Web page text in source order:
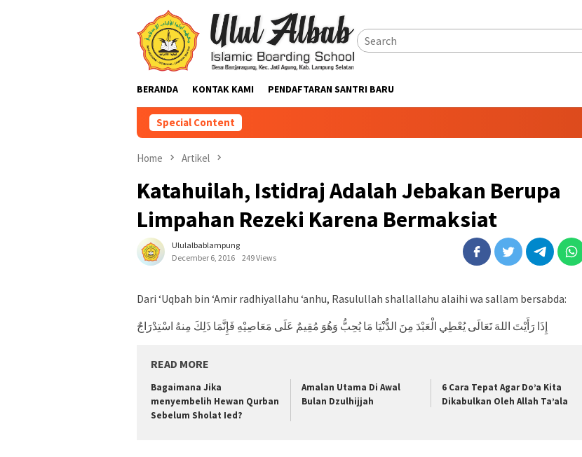
BERANDA KONTAK KAMI PENDAFTARAN SANTRI BARU
Special Content
Home Artikel
Katahuilah, Istidraj Adalah Jebakan Berupa
Limpahan Rezeki Karena Bermaksiat
Ululalbablampung
December 6, 2016
249 Views
Dari ‘Uqbah bin ‘Amir radhiyallahu ‘anhu, Rasulullah shallallahu alaihi wa sallam bersabda:
إِذَا رَأَيْتَ اللهَ تَعَالَى يُعْطِي الْعَبْدَ مِنَ الدُّنْيَا مَا يُحِبُّ وَهُوَ مُقِيمٌ عَلَى مَعَاصِيْهِ فَإِنَّمَا ذَلِكَ مِنهُ اسْتِدْرَاجٌ
READ MORE
Bagaimana Jika
menyembelih Hewan Qurban
Sebelum Sholat Ied?
Amalan Utama Di Awal
Bulan Dzulhijjah
6 Cara Tepat Agar Do’a Kita
Dikabulkan Oleh Allah Ta’ala